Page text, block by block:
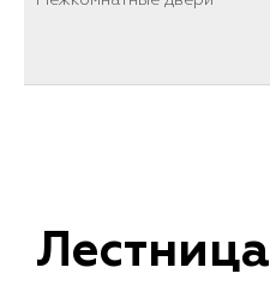
Лестница